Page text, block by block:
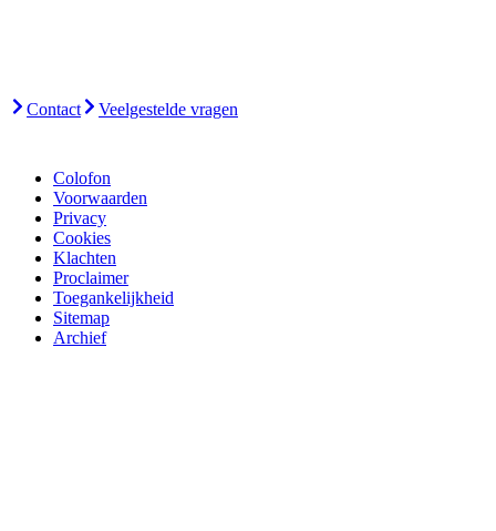
Contact Veelgestelde vragen
Colofon
Voorwaarden
Privacy
Cookies
Klachten
Proclaimer
Toegankelijkheid
Sitemap
Archief